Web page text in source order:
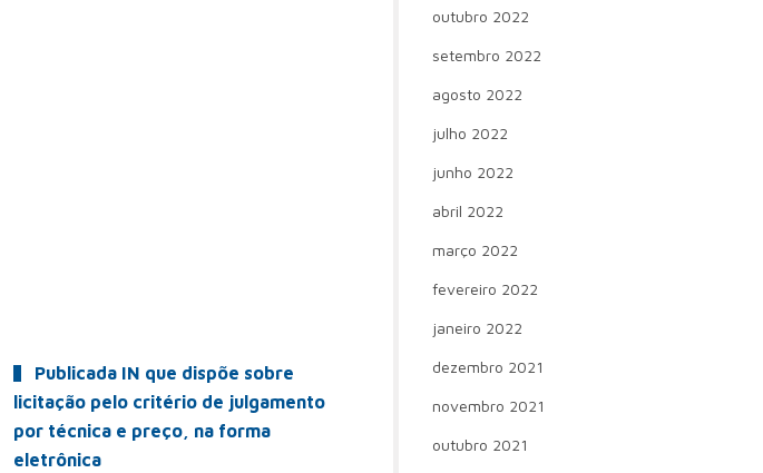
Publicada IN que dispõe sobre
licitação pelo critério de julgamento
por técnica e preço, na forma
eletrônica
outubro 2022
setembro 2022
agosto 2022
julho 2022
junho 2022
abril 2022
março 2022
fevereiro 2022
janeiro 2022
dezembro 2021
novembro 2021
outubro 2021